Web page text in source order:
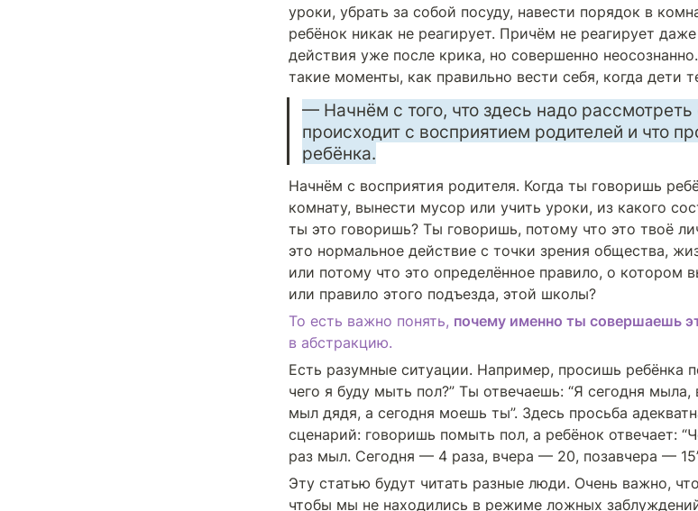
уроки, убрать за собой посуду, навести порядок в
ребёнок никак не реагирует. Причём не реагирует
действия уже после крика, но совершенно
такие моменты, как правильно вести себя, когда дети
— Начнём с того, что здесь надо рассмотреть
происходит с восприятием родителей и что
ребёнка.
Начнём с восприятия родителя. Когда ты говоришь
комнату, вынести мусор или учить уроки, из какого
ты это говоришь? Ты говоришь, потому что это твоё
это нормальное действие с точки зрения общества,
или потому что это определённое правило, о котором
или правило этого подъезда, этой школы?
То есть важно понять, почему именно ты совершаешь
в абстракцию.
Есть разумные ситуации. Например, просишь ребёнка
чего я буду мыть пол?” Ты отвечаешь: “Я сегодня
мыл дядя, а сегодня моешь ты”. Здесь просьба
сценарий: говоришь помыть пол, а ребёнок отвечает:
раз мыл. Сегодня — 4 раза, вчера — 20, позавчера —
Эту статью будут читать разные люди. Очень важно,
чтобы мы не находились в режиме ложных